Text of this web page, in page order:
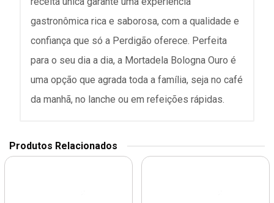
gastronômica rica e saborosa, com a qualidade e
confiança que só a Perdigão oferece. Perfeita
para o seu dia a dia, a Mortadela Bologna Ouro é
uma opção que agrada toda a família, seja no café
da manhã, no lanche ou em refeições rápidas.
Produtos Relacionados